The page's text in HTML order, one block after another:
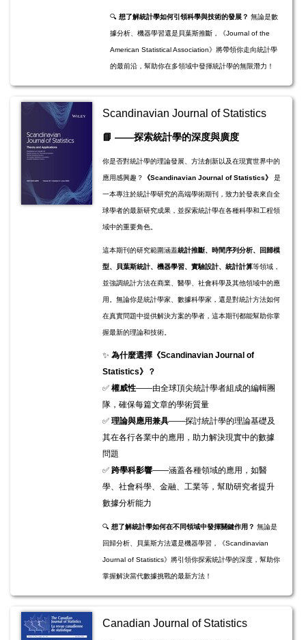
🔍 想了解統計學如何引領科學與技術的發展？ 無論是數
據分析、機器學習還是貝葉斯推斷，《Journal of the
American Statistical Association》將帶領你走向統計學
的最前沿，幫助你在多領域中發揮統計學的無限潛力！
Scandinavian Journal of Statistics
📘 ——探索統計學的深度與廣度
你是否對統計學的理論發展、方法創新以及在現實世界中的
應用感興趣？ 《Scandinavian Journal of Statistics》 是
一本專注於統計學研究的高端學術期刊，致力於發表來自全
球學者的最新研究成果，並探索統計學在各種科學和工程領
域中的重要角色。
這本期刊的研究範圍涵蓋統計推斷、時間序列分析、回歸模
型、貝葉斯統計、機器學習、實驗設計、統計計算等領域，
並強調統計方法在商業、醫學、社會科學及其他領域中的應
用。無論你是統計學家、數據科學家，還是對統計方法如何
在真實問題中提供解決方案的學者，這本期刊都能幫助你掌
握最新的理論和技術。
✨ 為什麼選擇《Scandinavian Journal of
Statistics》？
✅ 權威性——由全球頂尖統計學者組成的編輯團
隊，確保每篇文章的學術質量
✅ 理論與應用兼具——探討統計學的理論基礎及
其在各行各業中的應用，助力解決現實中的數據
問題
✅ 跨學科影響——涵蓋各種領域的應用，如醫
學、社會科學、金融、工業等，幫助研究者提升
數據分析能力
🔍 想了解統計學如何在不同領域中發揮關鍵作用？ 無論是
回歸分析、貝葉斯方法還是機器學習，《Scandinavian
Journal of Statistics》將引領你探索統計學的深度，幫助你
掌握解決當代數據挑戰的最新方法！
Canadian Journal of Statistics